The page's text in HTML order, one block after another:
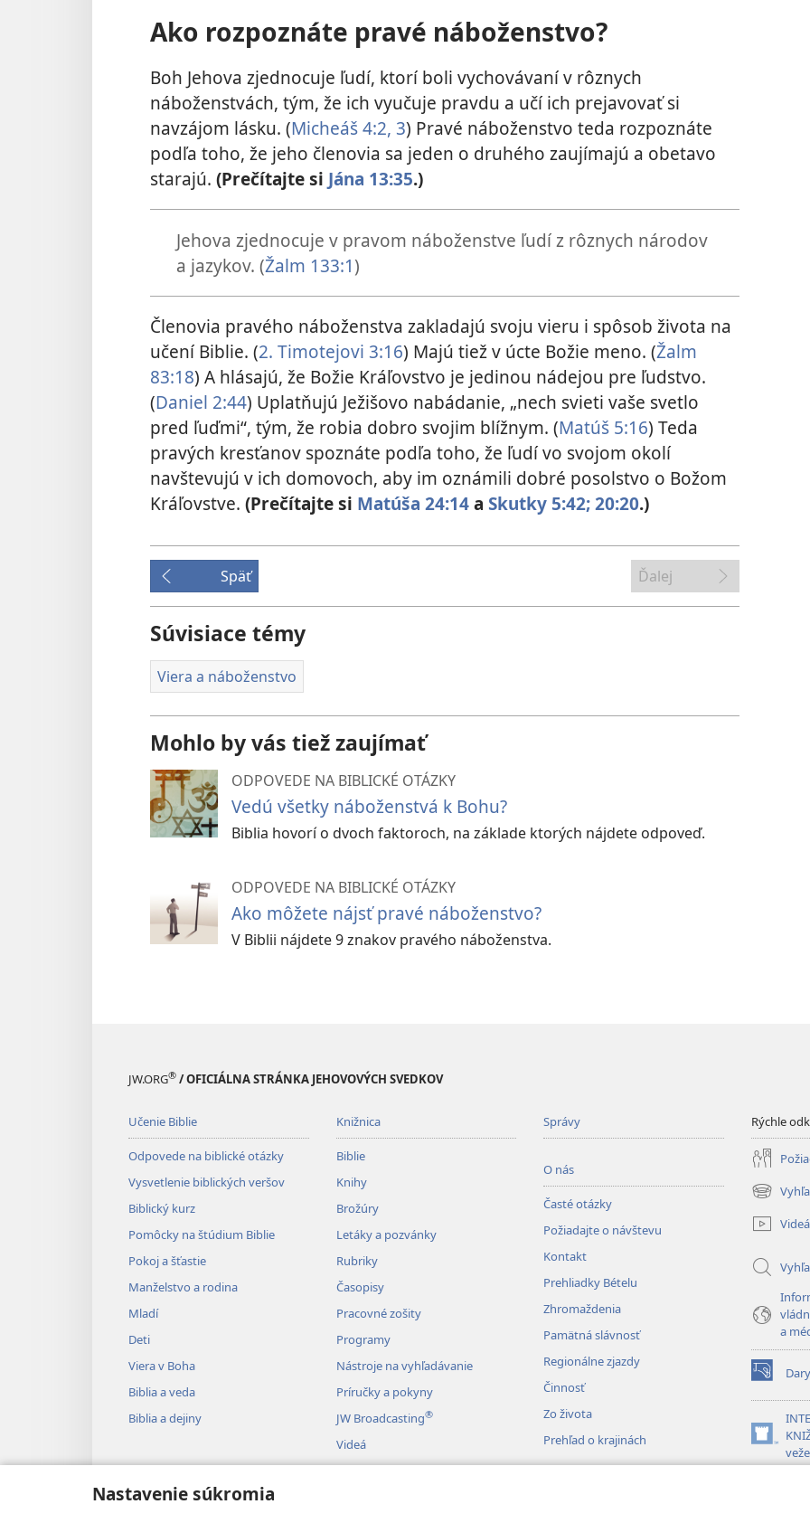
Nastavenie súkromia
Ako rozpoznáte pravé náboženstvo?
Boh Jehova zjednocuje ľudí, ktorí boli vychovávaní v rôznych
náboženstvách, tým, že ich vyučuje pravdu a učí ich prejavovať si
navzájom lásku. (Micheáš 4:2, 3) Pravé náboženstvo teda rozpoznáte
podľa toho, že jeho členovia sa jeden o druhého zaujímajú a obetavo
starajú. (Prečítajte si Jána 13:35.)
Jehova zjednocuje v pravom náboženstve ľudí z rôznych národov
a jazykov. (Žalm 133:1)
Členovia pravého náboženstva zakladajú svoju vieru i spôsob života na
učení Biblie. (2. Timotejovi 3:16) Majú tiež v úcte Božie meno. (Žalm
83:18) A hlásajú, že Božie Kráľovstvo je jedinou nádejou pre ľudstvo.
(Daniel 2:44) Uplatňujú Ježišovo nabádanie, „nech svieti vaše svetlo
pred ľuďmi“, tým, že robia dobro svojim blížnym. (Matúš 5:16) Teda
pravých kresťanov spoznáte podľa toho, že ľudí vo svojom okolí
navštevujú v ich domovoch, aby im oznámili dobré posolstvo o Božom
Kráľovstve. (Prečítajte si Matúša 24:14a Skutky 5:42;20:20.)
Späť Ďalej
Súvisiace témy
Viera a náboženstvo
Mohlo by vás tiež zaujímať
ODPOVEDE NA BIBLICKÉ OTÁZKY
Vedú všetky náboženstvá k Bohu?
Biblia hovorí o dvoch faktoroch, na základe ktorých nájdete odpoveď.
ODPOVEDE NA BIBLICKÉ OTÁZKY
Ako môžete nájsť pravé náboženstvo?
V Biblii nájdete 9 znakov pravého náboženstva.
JW.ORG® / OFICIÁLNA STRÁNKA JEHOVOVÝCH SVEDKOV
Učenie Biblie
Odpovede na biblické otázky
Vysvetlenie biblických veršov
Biblický kurz
Pomôcky na štúdium Biblie
Pokoj a šťastie
Manželstvo a rodina
Mladí
Deti
Viera v Boha
Biblia a veda
Biblia a dejiny
Knižnica
Biblie
Knihy
Brožúry
Letáky a pozvánky
Rubriky
Časopisy
Pracovné zošity
Programy
Nástroje na vyhľadávanie
Príručky a pokyny
JW Broadcasting®
Videá
Hudba
Správy
O nás
Časté otázky
Požiadajte o návštevu
Kontakt
Prehliadky Bételu
Zhromaždenia
Pamätná slávnosť
Regionálne zjazdy
Činnosť
Zo života
Prehľad o krajinách
Rýchle
(otvorí
nové
okno)
Videá
a
Dary
(otvorí
nové
veže
(otvorí
nové